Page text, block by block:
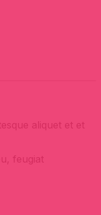
aliquet et et
feugiat